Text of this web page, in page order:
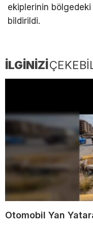
ekiplerinin
bildirildi.
İLGİNİZİ
Otomobil Yan